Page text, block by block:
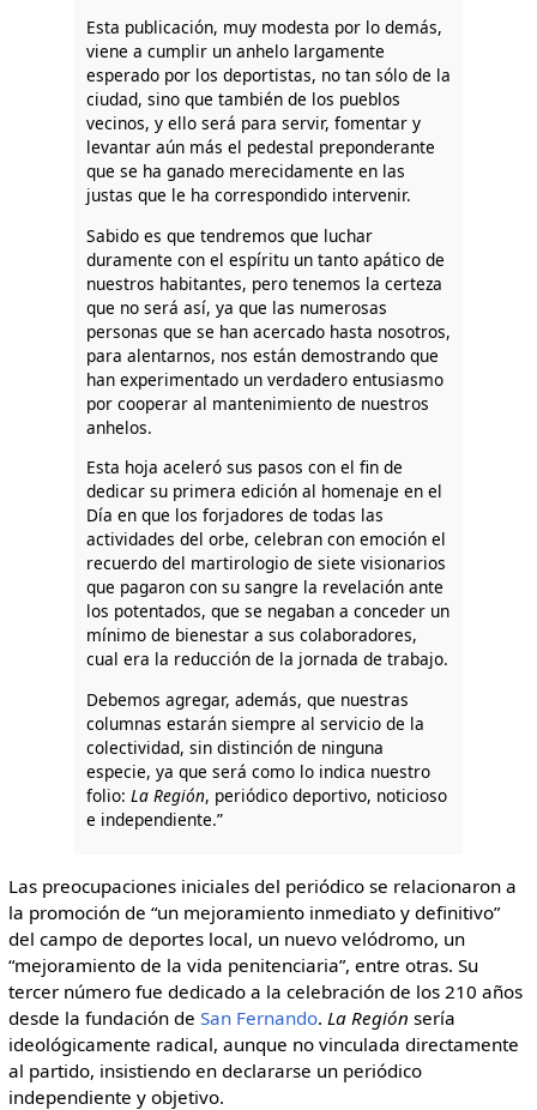
Esta publicación, muy modesta por lo demás,
viene a cumplir un anhelo largamente
esperado por los deportistas, no tan sólo de la
ciudad, sino que también de los pueblos
vecinos, y ello será para servir, fomentar y
levantar aún más el pedestal preponderante
que se ha ganado merecidamente en las
justas que le ha correspondido intervenir.
Sabido es que tendremos que luchar
duramente con el espíritu un tanto apático de
nuestros habitantes, pero tenemos la certeza
que no será así, ya que las numerosas
personas que se han acercado hasta nosotros,
para alentarnos, nos están demostrando que
han experimentado un verdadero entusiasmo
por cooperar al mantenimiento de nuestros
anhelos.
Esta hoja aceleró sus pasos con el fin de
dedicar su primera edición al homenaje en el
Día en que los forjadores de todas las
actividades del orbe, celebran con emoción el
recuerdo del martirologio de siete visionarios
que pagaron con su sangre la revelación ante
los potentados, que se negaban a conceder un
mínimo de bienestar a sus colaboradores,
cual era la reducción de la jornada de trabajo.
Debemos agregar, además, que nuestras
columnas estarán siempre al servicio de la
colectividad, sin distinción de ninguna
especie, ya que será como lo indica nuestro
folio: La Región, periódico deportivo, noticioso
e independiente.”
Las preocupaciones iniciales del periódico se relacionaron a
la promoción de “un mejoramiento inmediato y definitivo”
del campo de deportes local, un nuevo velódromo, un
“mejoramiento de la vida penitenciaria”, entre otras. Su
tercer número fue dedicado a la celebración de los 210 años
desde la fundación de San Fernando. La Región sería
ideológicamente radical, aunque no vinculada directamente
al partido, insistiendo en declararse un periódico
independiente y objetivo.